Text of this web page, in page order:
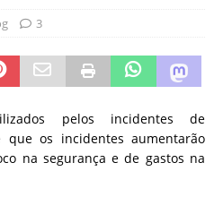
3
pelos incidentes de
que os incidentes aumentarão
na segurança e de gastos na